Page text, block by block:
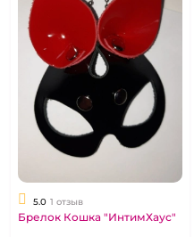
5.0 1 отзыв
Брелок Кошка "ИнтимХаус"